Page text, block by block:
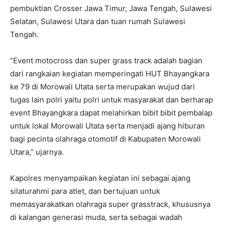
pembuktian Crosser Jawa Timur, Jawa Tengah, Sulawesi
Selatan, Sulawesi Utara dan tuan rumah Sulawesi
Tengah.
“Event motocross dan super grass track adalah bagian
dari rangkaian kegiatan memperingati HUT Bhayangkara
ke 79 di Morowali Utata serta merupakan wujud dari
tugas lain polri yaitu polri untuk masyarakat dan berharap
event Bhayangkara dapat melahirkan bibit bibit pembalap
untuk lokal Morowali Utata serta menjadi ajang hiburan
bagi pecinta olahraga otomotif di Kabupaten Morowali
Utara,” ujarnya.
Kapolres menyampaikan kegiatan ini sebagai ajang
silaturahmi para atlet, dan bertujuan untuk
memasyarakatkan olahraga super grasstrack, khususnya
di kalangan generasi muda, serta sebagai wadah